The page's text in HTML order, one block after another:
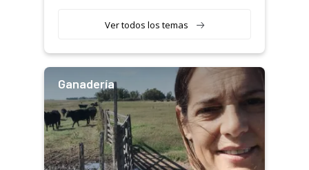
Ver todos los temas
Ganadería